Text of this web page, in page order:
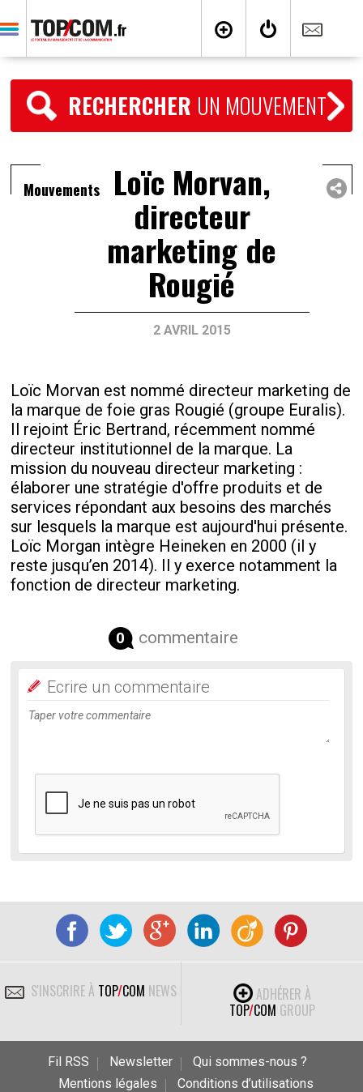
RECHERCHER UN MOUVEMENT
Mouvements Loïc Morvan,
directeur
marketing de
Rougié
2 AVRIL 2015
Loïc Morvan est nommé directeur marketing de
la marque de foie gras Rougié (groupe Euralis).
Il rejoint Éric Bertrand, récemment nommé
directeur institutionnel de la marque. La
mission du nouveau directeur marketing :
élaborer une stratégie d'offre produits et de
services répondant aux besoins des marchés
sur lesquels la marque est aujourd'hui présente.
Loïc Morgan intègre Heineken en 2000 (il y
reste jusqu’en 2014). Il y exerce notamment la
fonction de directeur marketing.
0 commentaire
Ecrire un commentaire
S'INSCRIRE À TOP/COM NEWS
ADHÉRER À
TOP/COM GROUP
Fil RSS Newsletter
Qui sommes-nous ?
Mentions légales
Conditions d’utilisations